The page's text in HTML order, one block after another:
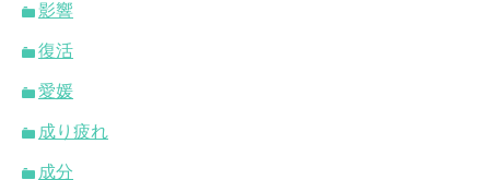
影響
復活
愛媛
成り疲れ
成分